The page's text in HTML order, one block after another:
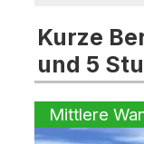
Kurze
und 5
Mittlere